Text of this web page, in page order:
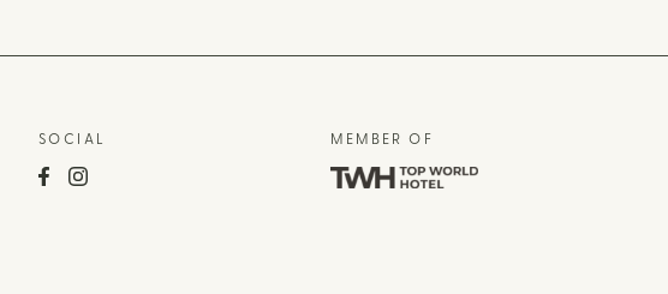
SOCIAL MEMBER OF